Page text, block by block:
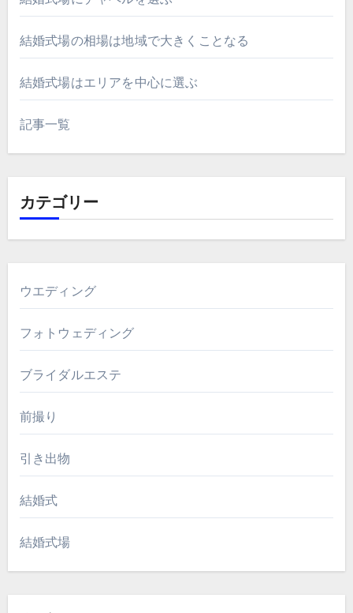
結婚式場の相場は地域で大きくことなる
結婚式場はエリアを中心に選ぶ
記事一覧
カテゴリー
ウエディング
フォトウェディング
ブライダルエステ
前撮り
引き出物
結婚式
結婚式場